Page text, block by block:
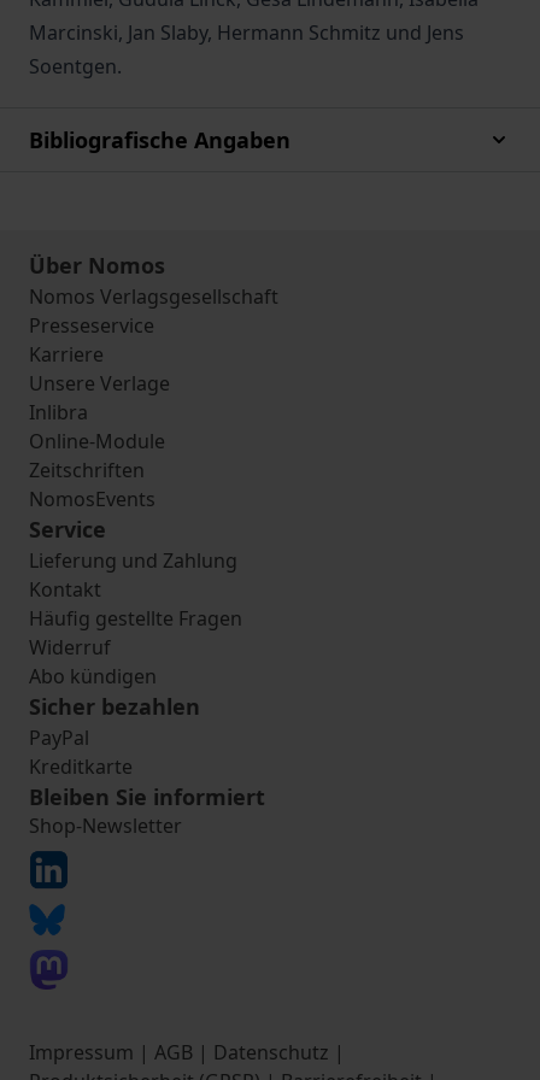
Marcinski, Jan Slaby, Hermann Schmitz und Jens
Soentgen.
Bibliografische Angaben
Über Nomos
Nomos Verlagsgesellschaft
Presseservice
Karriere
Unsere Verlage
Inlibra
Online-Module
Zeitschriften
NomosEvents
Service
Lieferung und Zahlung
Kontakt
Häufig gestellte Fragen
Widerruf
Abo kündigen
Sicher bezahlen
PayPal
Kreditkarte
Bleiben Sie informiert
Shop-Newsletter
Impressum | AGB | Datenschutz |